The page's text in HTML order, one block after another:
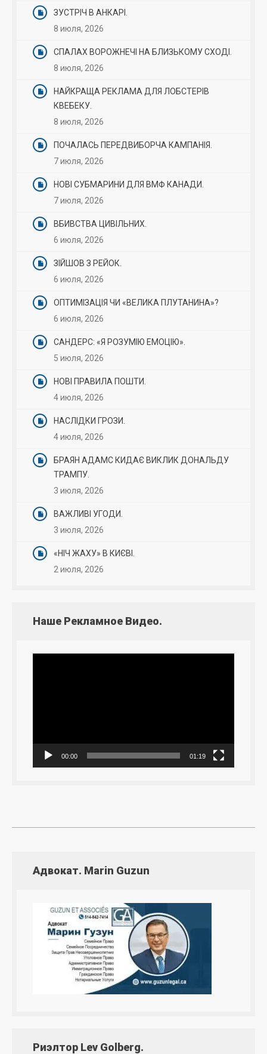
ЗУСТРІЧ В АНКАРІ.
8 июля, 2026
СПАЛАХ ВОРОЖНЕЧІ НА БЛИЗЬКОМУ СХОДІ.
8 июля, 2026
НАЙКРАЩА РЕКЛАМА ДЛЯ ЛОБСТЕРІВ
КВЕБЕКУ.
8 июля, 2026
ПОЧАЛАСЬ ПЕРЕДВИБОРЧА КАМПАНІЯ.
7 июля, 2026
НОВІ СУБМАРИНИ ДЛЯ ВМФ КАНАДИ.
7 июля, 2026
ВБИВСТВА ЦИВІЛЬНИХ.
6 июля, 2026
ЗІЙШОВ З РЕЙОК.
6 июля, 2026
ОПТИМІЗАЦІЯ ЧИ «ВЕЛИКА ПЛУТАНИНА»?
6 июля, 2026
САНДЕРС: «Я РОЗУМІЮ ЕМОЦІЮ».
5 июля, 2026
НОВІ ПРАВИЛА ПОШТИ.
4 июля, 2026
НАСЛІДКИ ГРОЗИ.
4 июля, 2026
БРАЯН АДАМС КИДАЄ ВИКЛИК ДОНАЛЬДУ
ТРАМПУ.
3 июля, 2026
ВАЖЛИВІ УГОДИ.
3 июля, 2026
«НІЧ ЖАХУ» В КИЄВІ.
2 июля, 2026
Наше Рекламное Видео.
00:00 01:19
Адвокат. Marin Guzun
Риэлтор Lev Golberg.